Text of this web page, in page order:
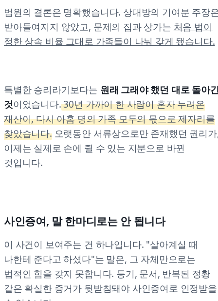
법원의 결론은 명확했습니다. 상대방의 기여분 주장
받아들여지지 않았고, 문제의 집과 상가는 처음 법이
정한 상속 비율 그대로 가족들이 나눠 갖게 됐습니다.
특별한 승리라기보다는 원래 그래야 했던 대로 돌아
것이었습니다.30년 가까이 한 사람이 혼자 누려온
재산이, 다시 아홉 명의 가족 모두의 몫으로 제자리를
찾았습니다.오랫동안 서류상으로만 존재했던 권리
이제는 실제로 손에 쥘 수 있는 지분으로 바뀐
것입니다.
사인증여, 말 한마디로는 안 됩니다
이 사건이 보여주는 건 하나입니다. "살아계실 때
나한테 준다고 하셨다"는 말은, 그 자체만으로는
법적인 힘을 갖지 못합니다. 등기, 문서, 반복된 정황
같은 확실한 증거가 뒷받침돼야 사인증여로 인정받을